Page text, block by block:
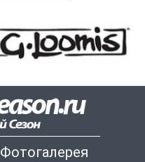
Фотогалерея